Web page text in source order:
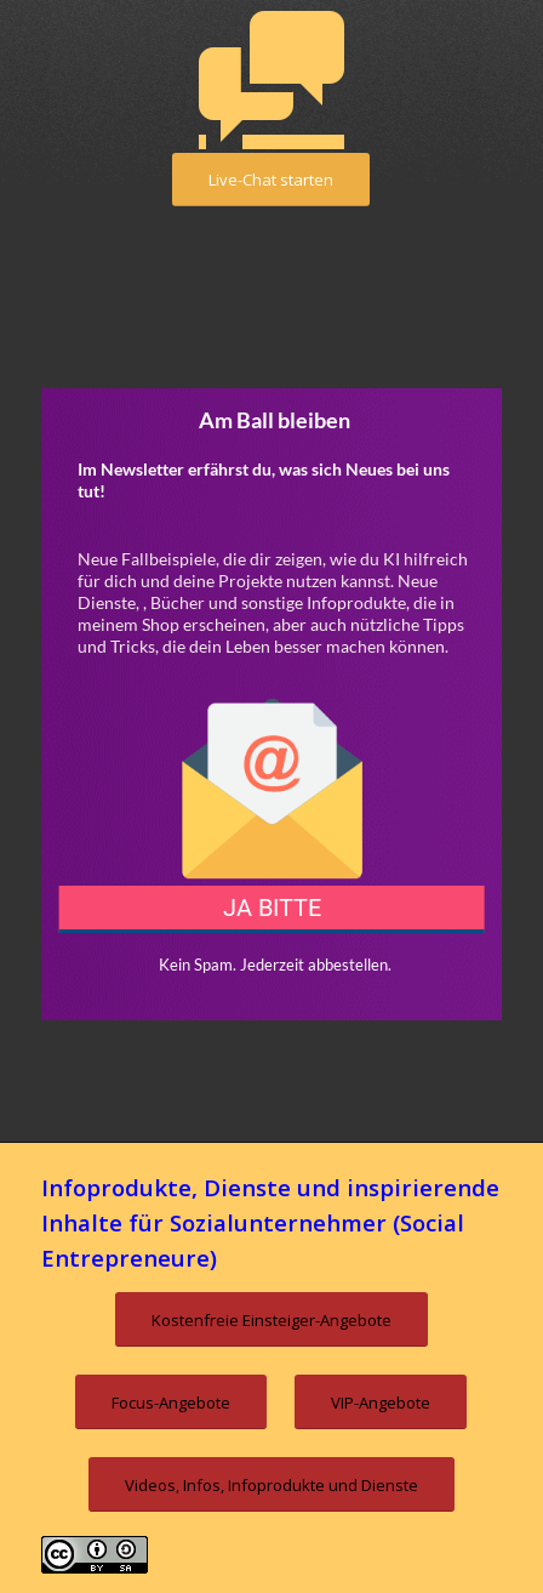
Live-Chat starten
Infoprodukte, Dienste und inspirierende
Inhalte für Sozialunternehmer (Social
Entrepreneure)
Kostenfreie Einsteiger-Angebote
Focus-Angebote VIP-Angebote
Videos, Infos, Infoprodukte und Dienste